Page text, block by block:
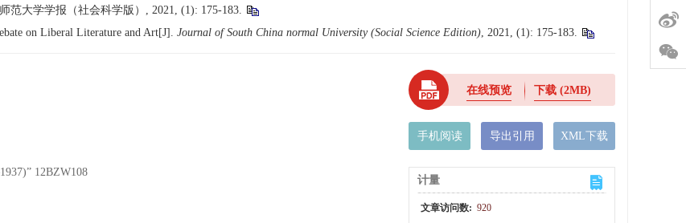
范大学学报（社会科学版）, 2021, (1): 175-183.
on Liberal Literature and Art[J]. Journal of South China normal University (Social Science Edition), 2021, (1): 175-183.
12BZW108
在线预览 下载(2MB)
手机阅读 导出引用 XML下载
计量
文章访问数: 920